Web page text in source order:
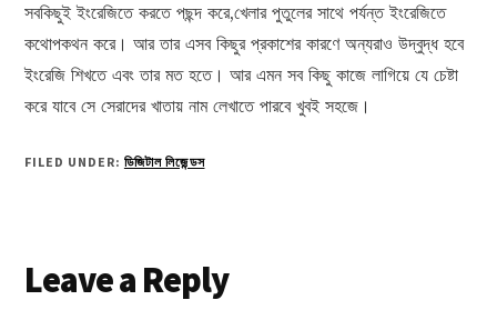
সবকিছুই ইংরেজিতে করতে পছন্দ করে,খেলার পুতুলের সাথে পর্যন্ত ইংরেজিতে
কথোপকথন করে। আর তার এসব কিছুর প্রকাশের কারণে অন্যরাও উদ্বুদ্ধ হবে
ইংরেজি শিখতে এবং তার মত হতে। আর এমন সব কিছু কাজে লাগিয়ে যে চেষ্টা
করে যাবে সে সেরাদের খাতায় নাম লেখাতে পারবে খুবই সহজে।
FILED UNDER: ডিজিটাল লিজেন্ডস
Reader
Leave a Reply